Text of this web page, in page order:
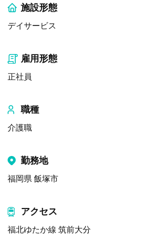
施設形態
デイサービス
雇用形態
正社員
職種
介護職
勤務地
福岡県 飯塚市
アクセス
福北ゆたか線 筑前大分